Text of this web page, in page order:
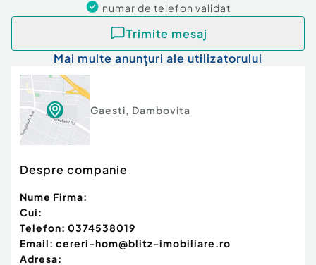
numar de telefon validat
Trimite mesaj
Mai multe anunțuri ale utilizatorului
Gaesti, Dambovita
Despre companie
Nume Firma:
Cui:
Telefon: 0374538019
Email: cereri-hom@blitz-imobiliare.ro
Adresa: